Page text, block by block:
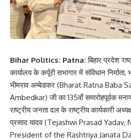
Bihar Politics: Patna:बिहार प्रदेश
कार्यालय के कर्पूरी सभागार में संविधान निर्माता,
भीमराव अम्बेडकर (Bharat Ratna Baba
Ambedkar) जी का 135वाँ समारोहपूर्वक
राष्ट्रीय जनता दल के राष्ट्रीय कार्यकारी
प्रसाद यादव (Tejashwi Prasad
President of the Rashtriya Janata